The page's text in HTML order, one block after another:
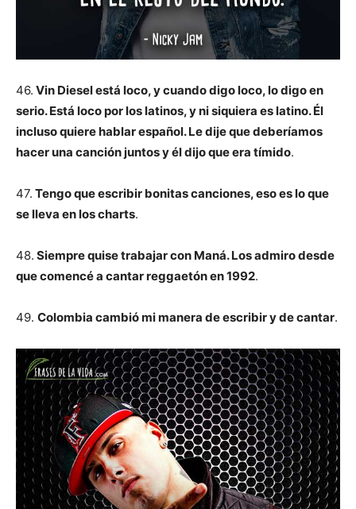
46. Vin Diesel está loco, y cuando digo loco, lo digo en
serio. Está loco por los latinos, y ni siquiera es latino. Él
incluso quiere hablar español. Le dije que deberíamos
hacer una canción juntos y él dijo que era tímido.
47. Tengo que escribir bonitas canciones, eso es lo que
se lleva en los charts.
48. Siempre quise trabajar con Maná. Los admiro desde
que comencé a cantar reggaetón en 1992.
49. Colombia cambió mi manera de escribir y de cantar.